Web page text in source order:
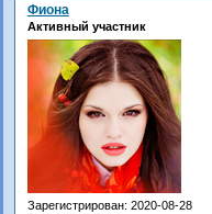
Фиона
Активный участник
Зарегистрирован: 2020-08-28